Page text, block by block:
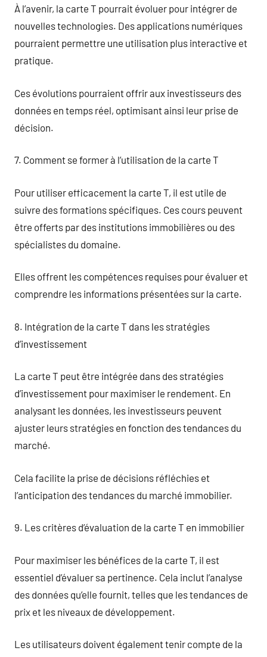
À l’avenir, la carte T pourrait évoluer pour intégrer de
nouvelles technologies. Des applications numériques
pourraient permettre une utilisation plus interactive et
pratique.
Ces évolutions pourraient offrir aux investisseurs des
données en temps réel, optimisant ainsi leur prise de
décision.
7. Comment se former à l’utilisation de la carte T
Pour utiliser efficacement la carte T, il est utile de
suivre des formations spécifiques. Ces cours peuvent
être offerts par des institutions immobilières ou des
spécialistes du domaine.
Elles offrent les compétences requises pour évaluer et
comprendre les informations présentées sur la carte.
8. Intégration de la carte T dans les stratégies
d’investissement
La carte T peut être intégrée dans des stratégies
d’investissement pour maximiser le rendement. En
analysant les données, les investisseurs peuvent
ajuster leurs stratégies en fonction des tendances du
marché.
Cela facilite la prise de décisions réfléchies et
l’anticipation des tendances du marché immobilier.
9. Les critères d’évaluation de la carte T en immobilier
Pour maximiser les bénéfices de la carte T, il est
essentiel d’évaluer sa pertinence. Cela inclut l’analyse
des données qu’elle fournit, telles que les tendances de
prix et les niveaux de développement.
Les utilisateurs doivent également tenir compte de la